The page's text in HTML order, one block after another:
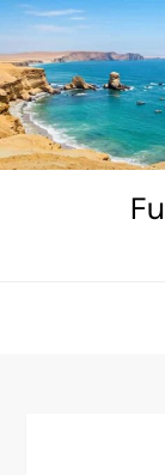
Saltar
al
contenido